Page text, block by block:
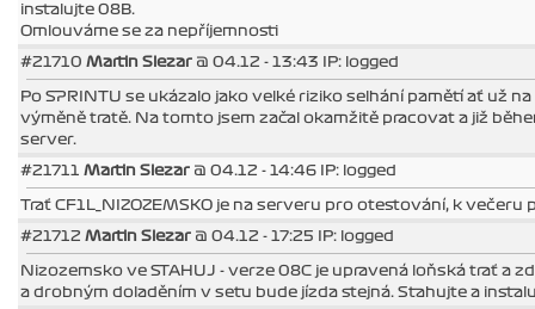
instalujte 08B.
Omlouváme se za nepříjemnosti
#21710 Martin Slezar @ 04.12 - 13:43 IP: logged
Po SPRINTU se ukázalo jako velké riziko selhání pamětí ať už
výměně tratě. Na tomto jsem začal okamžitě pracovat a již
server.
#21711 Martin Slezar @ 04.12 - 14:46 IP: logged
Trať CF1L_NIZOZEMSKO je na serveru pro otestování, k
#21712 Martin Slezar @ 04.12 - 17:25 IP: logged
Nizozemsko ve STAHUJ - verze 08C je upravená loňská trať a
a drobným doladěním v setu bude jízda stejná. Stahujte a